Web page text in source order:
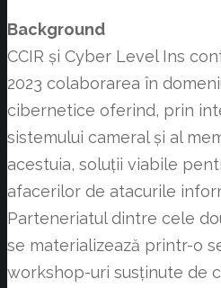
Background
CCIR și Cyber Level Ins
2023 colaborarea în
cibernetice oferind, prin
sistemului cameral și al
acestuia, soluții viabile
afacerilor de atacurile
Parteneriatul dintre cele
se materializează printr-o
workshop-uri susținute de